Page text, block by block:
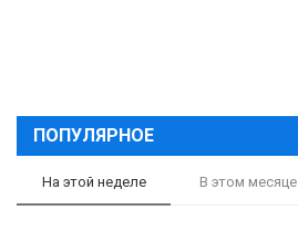
ПОПУЛЯРНОЕ
На этой неделе В этом месяце